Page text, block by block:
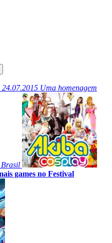
24.07.2015 Uma homenagem
Brasil
games no Festival